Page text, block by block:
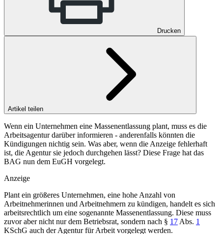
Drucken
Artikel teilen
Wenn ein Unternehmen eine Massenentlassung plant, muss es die
Arbeitsagentur darüber informieren - anderenfalls könnten die
Kündigungen nichtig sein. Was aber, wenn die Anzeige fehlerhaft
ist, die Agentur sie jedoch durchgehen lässt? Diese Frage hat das
BAG nun dem EuGH vorgelegt.
Anzeige
Plant ein größeres Unternehmen, eine hohe Anzahl von
Arbeitnehmerinnen und Arbeitnehmern zu kündigen, handelt es sich
arbeitsrechtlich um eine sogenannte Massenentlassung. Diese muss
zuvor aber nicht nur dem Betriebsrat, sondern nach § 17 Abs. 1
KSchG auch der Agentur für Arbeit vorgelegt werden.